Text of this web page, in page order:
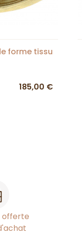
forme tissu
185,00 €
offerte